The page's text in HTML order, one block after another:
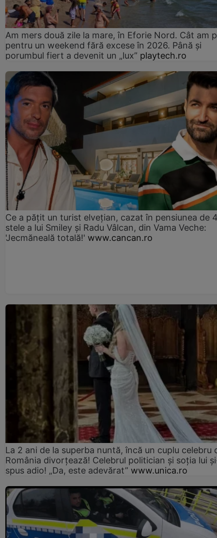
Am mers două zile la mare, în Eforie Nord. Cât am
pentru un weekend fără excese în 2026. Până și
porumbul fiert a devenit un „lux” playtech.ro
Ce a pățit un turist elvețian, cazat în pensiunea de
stele a lui Smiley și Radu Vâlcan, din Vama Veche:
'Jecmăneală totală!' www.cancan.ro
La 2 ani de la superba nuntă, încă un cuplu celebru
România divorțează! Celebrul politician și soția lui
spus adio! „Da, este adevărat” www.unica.ro